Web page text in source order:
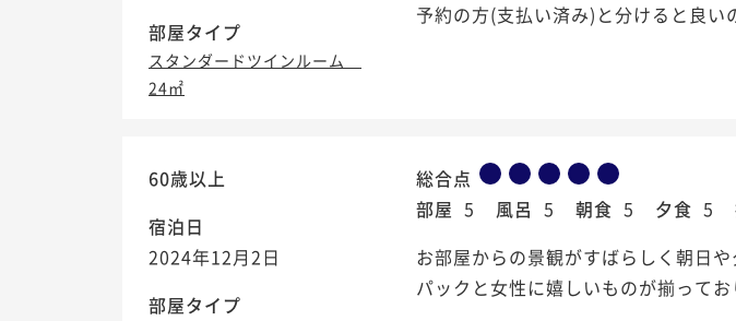
部屋タイプ
スタンダードツインルーム
24㎡
予約の方(支払い済み)と分けると良い
60歳以上
宿泊日
2024年12月2日
部屋タイプ
総合点
部屋 5 風呂 5 朝食 5 夕食 5
お部屋からの景観がすばらしく朝日
パックと女性に嬉しいものが揃って